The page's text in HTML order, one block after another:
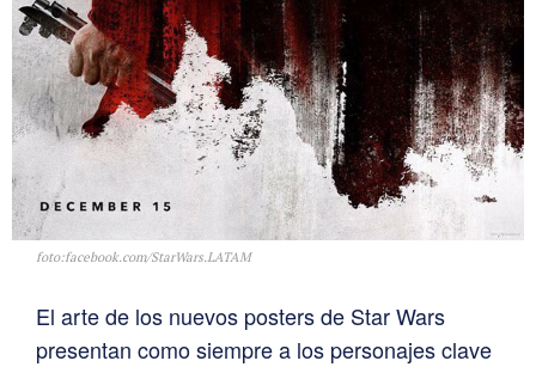
foto:facebook.com/StarWars.LATAM
El arte de los nuevos posters de Star Wars
presentan como siempre a los personajes clave